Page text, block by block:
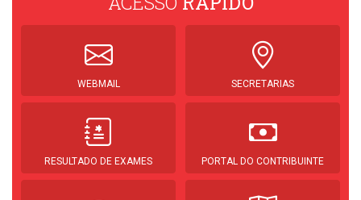
WEBMAIL SECRETARIAS
RESULTADO DE EXAMES PORTAL DO CONTRIBUINTE